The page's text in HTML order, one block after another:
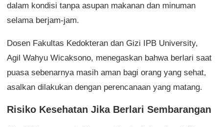
dalam kondisi tanpa asupan makanan dan minuman
selama berjam-jam.
Dosen Fakultas Kedokteran dan Gizi IPB University,
Agil Wahyu Wicaksono, menegaskan bahwa berlari saat
puasa sebenarnya masih aman bagi orang yang sehat,
asalkan dilakukan dengan perencanaan yang matang.
Risiko Kesehatan Jika Berlari Sembarangan